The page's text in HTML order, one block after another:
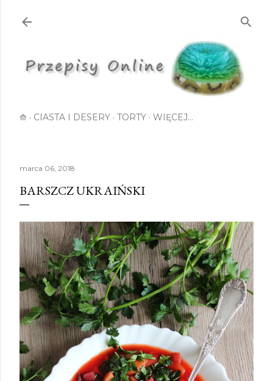
⟰ CIASTA I DESERY TORTY WIĘCEJ…
marca 06, 2018
BARSZCZ UKRAIŃSKI